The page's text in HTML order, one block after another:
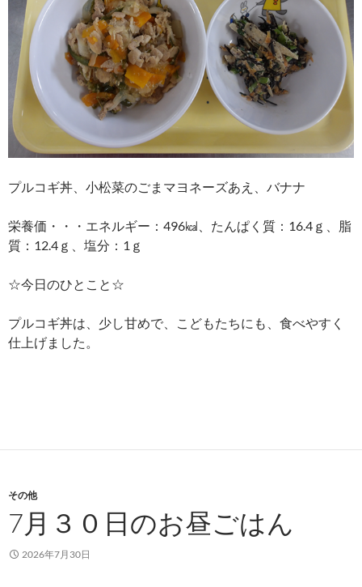
プルコギ丼、小松菜のごまマヨネーズあえ、バナナ
栄養価・・・エネルギー：496㎉、たんぱく質：16.4ｇ、脂
質：12.4ｇ、塩分：1ｇ
☆今日のひとこと☆
プルコギ丼は、少し甘めで、こどもたちにも、食べやすく
仕上げました。
その他
7月３０日のお昼ごはん
2026年7月30日